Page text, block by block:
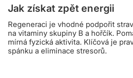
Jak získat zpět energii
Regeneraci je vhodné podpořit
na vitaminy skupiny B a hořčík.
mírná fyzická aktivita. Klíčová je
spánku a eliminace stresorů.